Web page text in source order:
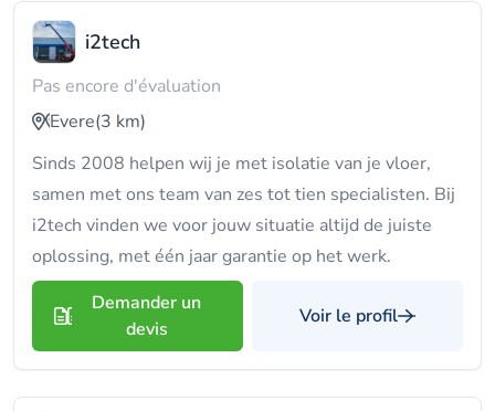
i2tech
Pas encore d'évaluation
Evere(3 km)
Sinds 2008 helpen wij je met isolatie van je vloer,
samen met ons team van zes tot tien specialisten. Bij
i2tech vinden we voor jouw situatie altijd de juiste
oplossing, met één jaar garantie op het werk.
Demander un
devis
Voir le profil